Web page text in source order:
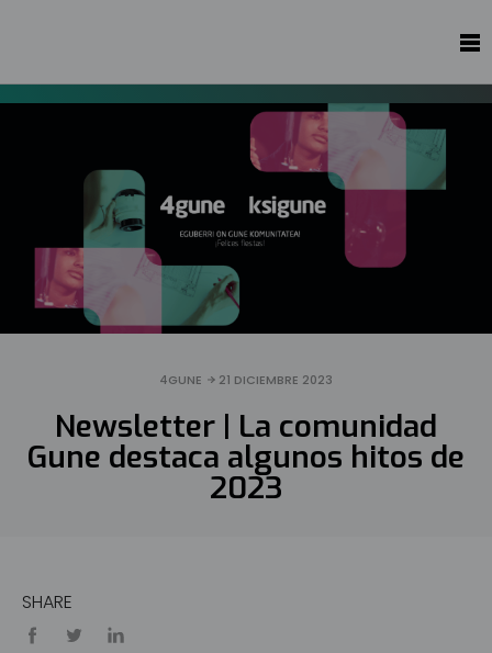
4GUNE 21 DICIEMBRE 2023
Newsletter | La comunidad
Gune destaca algunos hitos de
2023
SHARE